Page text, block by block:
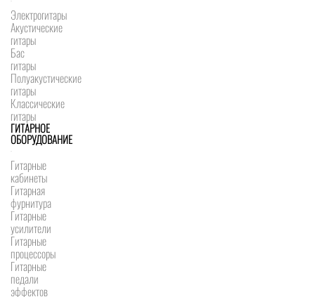
Электрогитары
Акустические
гитары
Бас
гитары
Полуакустические
гитары
Классические
гитары
ГИТАРНОЕ
ОБОРУДОВАНИЕ
Гитарные
кабинеты
Гитарная
фурнитура
Гитарные
усилители
Гитарные
процессоры
Гитарные
педали
эффектов